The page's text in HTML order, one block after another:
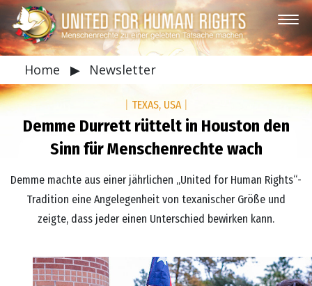
Home ▶ Newsletter
TEXAS, USA
Demme Durrett rüttelt in Houston den
Sinn für Menschenrechte wach
Demme machte aus einer jährlichen „United for Human Rights“-
Tradition eine Angelegenheit von texanischer Größe und
zeigte, dass jeder einen Unterschied bewirken kann.